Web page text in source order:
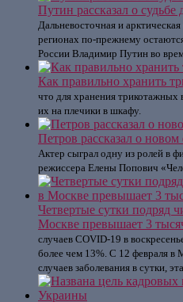
Путин рассказал о судьбе
Дальневосточная и
регионах по-прежнему
России Владимир Путин во
Как правильно хранить
что для хранения трикотажных
их на плечики в шкафу.
Петров рассказал о
Актер сыграл одну из ролей в
режиссера Елены Попович
Четвертые сутки подряд
Москве превышает 3
случаев COVID-19 в
более чем 13%. С 12 февраля в
случаев заболевания в сутки,